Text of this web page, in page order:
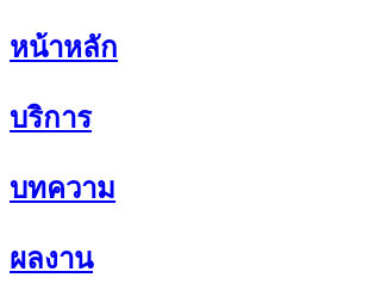
Skip
to
หน้าหลัก
บริการ
บทความ
ผลงาน